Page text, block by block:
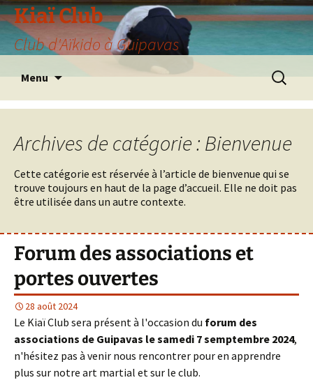
Aller
au
contenu
Kiaï Club
Club d'Aïkido à Guipavas
Menu
Archives de catégorie : Bienvenue
Cette catégorie est réservée à l’article de bienvenue qui se
trouve toujours en haut de la page d’accueil. Elle ne doit pas
être utilisée dans un autre contexte.
Forum des associations et
portes ouvertes
28 août 2024
Le Kiaï Club sera présent à l'occasion du forum des
associations de Guipavas le samedi 7 semptembre 2024,
n'hésitez pas à venir nous rencontrer pour en apprendre
plus sur notre art martial et sur le club.